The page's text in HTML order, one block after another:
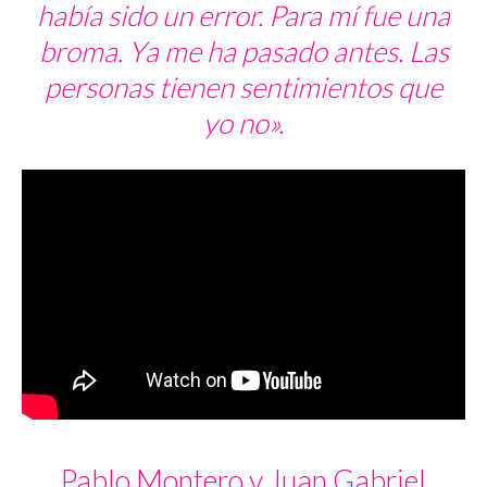
había sido un error. Para mí fue una
broma. Ya me ha pasado antes. Las
personas tienen sentimientos que
yo no».
Pablo Montero y Juan Gabriel